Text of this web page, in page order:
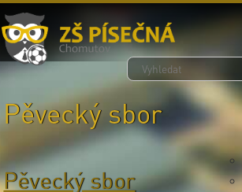
Pěvecký sbor
Pěvecký sbor